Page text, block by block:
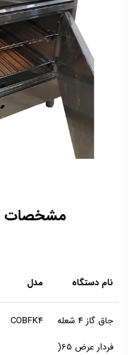
مشخصات
نام دستگاه مدل
جاق گاز 4 شعله
فردار عرض 65(
COBFK4